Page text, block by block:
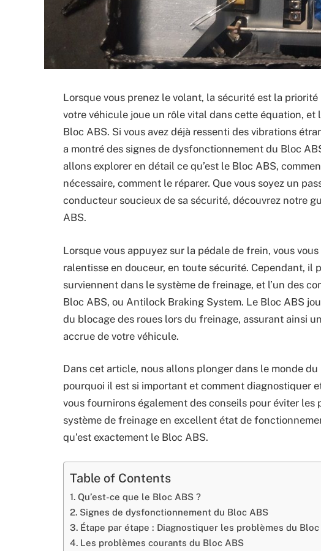
Lorsque vous prenez le volant, la sécurité est la
votre véhicule joue un rôle vital dans cette équation, et
Bloc ABS. Si vous avez déjà ressenti des vibrations
a montré des signes de dysfonctionnement du Bloc
allons explorer en détail ce qu’est le Bloc ABS,
nécessaire, comment le réparer. Que vous soyez un
conducteur soucieux de sa sécurité, découvrez notre
ABS.
Lorsque vous appuyez sur la pédale de frein, vous
ralentisse en douceur, en toute sécurité. Cependant, il
surviennent dans le système de freinage, et l’un des
Bloc ABS, ou Antilock Braking System. Le Bloc ABS
du blocage des roues lors du freinage, assurant ainsi
accrue de votre véhicule.
Dans cet article, nous allons plonger dans le monde du
pourquoi il est si important et comment diagnostiquer
vous fournirons également des conseils pour éviter
système de freinage en excellent état de
qu’est exactement le Bloc ABS.
Table of Contents
Qu’est-ce que le Bloc ABS ?
Signes de dysfonctionnement du Bloc ABS
Étape par étape : Diagnostiquer les problèmes du Bloc
Les problèmes courants du Bloc ABS